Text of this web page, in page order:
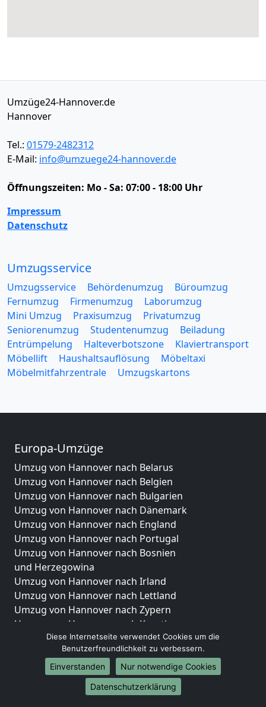
Umzüge24-Hannover.de
Hannover
Tel.: 01579-2482312
E-Mail: info@umzuege24-hannover.de
Öffnungszeiten: Mo - Sa: 07:00 - 18:00 Uhr
Impressum
Datenschutz
Umzugsservice
Umzugsservice Behördenumzug
Büroumzug
Fernumzug
Firmenumzug
Laborumzug
Mini Umzug
Praxisumzug
Privatumzug
Seniorenumzug
Studentenumzug
Beiladung
Entrümpelung
Halteverbotszone
Klaviertransport
Möbellift
Haushaltsauflösung
Möbeltaxi
Möbelmitfahrzentrale
Umzugskartons
Europa-Umzüge
Umzug von Hannover nach Belarus
Umzug von Hannover nach Belgien
Umzug von Hannover nach Bulgarien
Umzug von Hannover nach Dänemark
Umzug von Hannover nach England
Umzug von Hannover nach Portugal
Umzug von Hannover nach Bosnien
und Herzegowina
Umzug von Hannover nach Irland
Umzug von Hannover nach Lettland
Umzug von Hannover nach Zypern
Umzug von Hannover nach Kroatien
Umzug von Hannover nach Estland
Umzug von Hannover nach Finnland
Umzug von Hannover nach Frankreich
Umzug von Hannover nach Griechenland
Umzug von Hannover nach Italien
Diese Internetseite verwendet Cookies um die
Benutzerfreundlichkeit zu verbessern.
Einverstanden
Nur notwendige Cookies
Datenschutzerklärung